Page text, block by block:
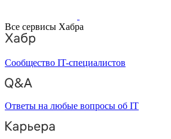
Все сервисы Хабра
Сообщество IT-специалистов
Ответы на любые вопросы об IT